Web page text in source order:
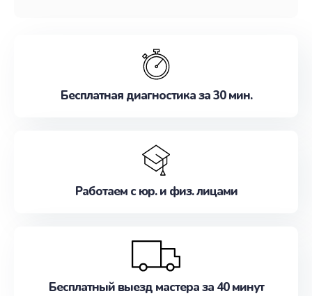
Бесплатная диагностика за 30 мин.
Работаем с юр. и физ. лицами
Бесплатный выезд мастера за 40 минут